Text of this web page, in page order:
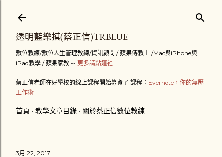
透明藍樂摸(蔡正信)TRBLUE
數位教練/數位人生管理教練/資訊顧問 / 蘋果傳教士 /Mac與iPhone與
iPad教學 / 蘋果家教 -- 更多請點這裡
蔡正信老師在好學校的線上課程開始募資了 課程： Evernote，你的無壓
工作術
首頁 教學文章目錄 關於蔡正信數位教練
3月 22, 2017